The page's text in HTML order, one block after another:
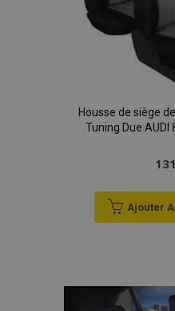
Housse de siège
Tuning Due
Ajouter